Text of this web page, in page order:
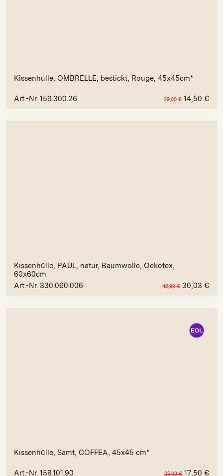
Kissenhülle, OMBRELLE, bestickt, Rouge, 45x45cm*
Art.-Nr. 159.300.26 29,00€ 14,50 €
Kissenhülle, PAUL, natur, Baumwolle, Oekotex,
60x60cm
Art.-Nr. 330.060.006
42,90€ 30,03 €
Kissenhülle, Samt, COFFEA, 45x45 cm*
Art.-Nr. 158.101.90 25,00€ 17,50 €